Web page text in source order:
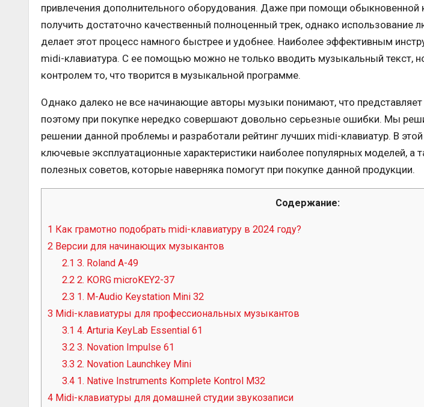
привлечения дополнительного оборудования. Даже при помощи
получить достаточно качественный полноценный трек, однако использование
делает этот процесс намного быстрее и удобнее. Наиболее эффективным
midi-клавиатура. С ее помощью можно не только вводить музыкальный текст,
контролем то, что творится в музыкальной программе.
Однако далеко не все начинающие авторы музыки понимают, что
поэтому при покупке нередко совершают довольно серьезные ошибки. Мы
решении данной проблемы и разработали рейтинг лучших midi-клавиатур. В
ключевые эксплуатационные характеристики наиболее популярных моделей,
полезных советов, которые наверняка помогут при покупке данной продукции.
Содержание:
1 Как грамотно подобрать midi-клавиатуру в 2024 году?
2 Версии для начинающих музыкантов
2.1 3. Roland A-49
2.2 2. KORG microKEY2-37
2.3 1. M-Audio Keystation Mini 32
3 Midi-клавиатуры для профессиональных музыкантов
3.1 4. Arturia KeyLab Essential 61
3.2 3. Novation Impulse 61
3.3 2. Novation Launchkey Mini
3.4 1. Native Instruments Komplete Kontrol M32
4 Midi-клавиатуры для домашней студии звукозаписи